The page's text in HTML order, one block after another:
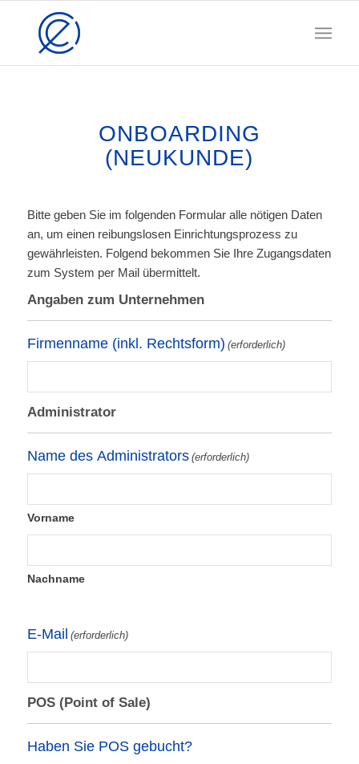
ONBOARDING
(NEUKUNDE)
Bitte geben Sie im folgenden Formular alle nötigen Daten
an, um einen reibungslosen Einrichtungsprozess zu
gewährleisten. Folgend bekommen Sie Ihre Zugangsdaten
zum System per Mail übermittelt.
Angaben zum Unternehmen
Firmenname (inkl. Rechtsform) (erforderlich)
Administrator
Name des Administrators (erforderlich)
Vorname
Nachname
E-Mail (erforderlich)
POS (Point of Sale)
Haben Sie POS gebucht?